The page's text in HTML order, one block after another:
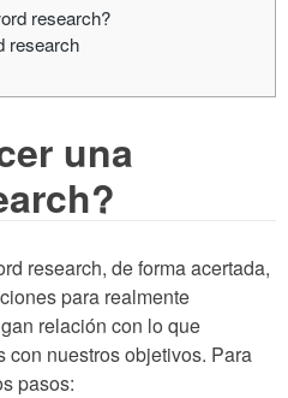
research?
research
una
research, de forma acertada,
para realmente
relación con lo que
con nuestros objetivos. Para
pasos: